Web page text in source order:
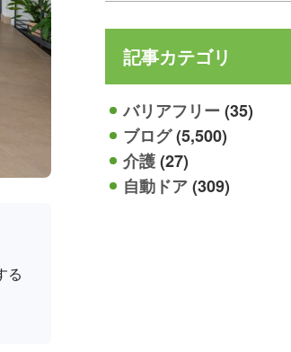
る
記事カテゴリ
バリアフリー(35)
ブログ(5,500)
介護(27)
自動ドア(309)